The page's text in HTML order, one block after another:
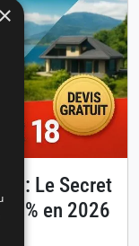
: Le Secret
30% en 2026
×